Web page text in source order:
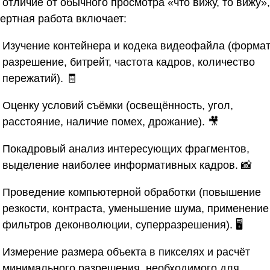
отличие от обычного просмотра «что вижу, то вижу»,
работа включает:
Изучение контейнера и кодека видеофайла
разрешение, битрейт, частота кадров, количество
пережатий). 🧾
Оценку условий съёмки (освещённость, угол,
расстояние, наличие помех, дрожание). 🎥
Покадровый анализ интересующих фрагментов,
выделение наиболее информативных кадров. 📸
Проведение компьютерной обработки (повышение
резкости, контраста, уменьшение шума, применение
фильтров деконволюции, суперразрешения). 🖥️
Измерение размера объекта в пикселях и расчёт